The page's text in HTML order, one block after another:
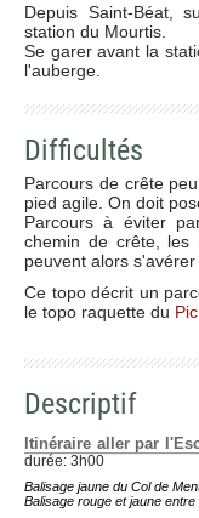
Depuis Saint-Béat,
station du Mourtis.
Se garer avant la
l'auberge.
Difficultés
Parcours de crête
pied agile. On doit
Parcours à éviter
chemin de crête, les
peuvent alors s'avérer
Ce topo décrit un
le topo raquette du
Descriptif
Itinéraire aller par
durée: 3h00
Balisage jaune du Col de
Balisage rouge et jaune entre